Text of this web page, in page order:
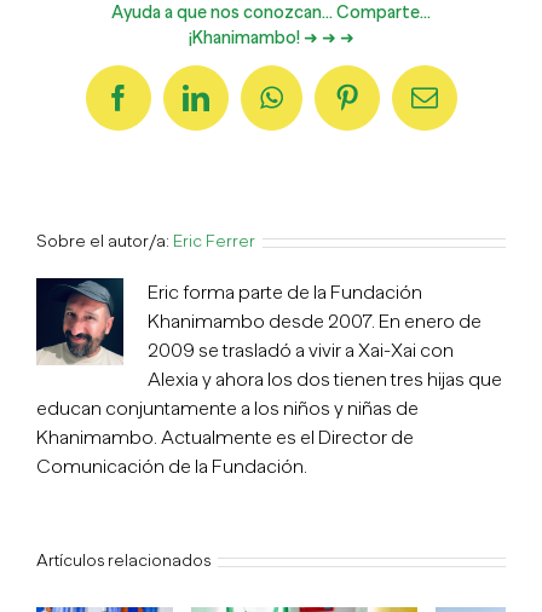
Ayuda a que nos conozcan... Comparte...
¡Khanimambo! ➜ ➜ ➜
FacebookLinkedInWhatsAppPinterestCorreo
electrónico
Sobre el autor/a: Eric Ferrer
Eric forma parte de la Fundación
Khanimambo desde 2007. En enero de
2009 se trasladó a vivir a Xai-Xai con
Alexia y ahora los dos tienen tres hijas que
educan conjuntamente a los niños y niñas de
Khanimambo. Actualmente es el Director de
Comunicación de la Fundación.
Artículos relacionados